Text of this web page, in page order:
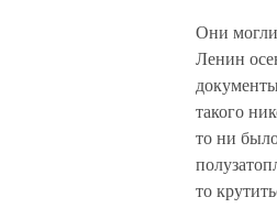
Они могли
Ленин
такого
то ни
то